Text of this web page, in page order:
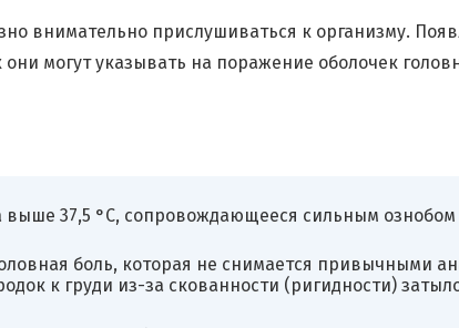
внимательно прислушиваться к организму.
могут указывать на поражение оболочек
37,5 °C, сопровождающееся сильным ознобом
боль, которая не снимается привычными
к груди из-за скованности (ригидности)